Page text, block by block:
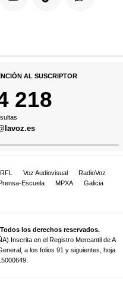
AL SUSCRIPTOR
218
Voz Audiovisual
RadioVoz
Escuela MPXA
Galicia
los derechos reservados.
Inscrita en el Registro Mercantil de A
a los folios 91 y siguientes, hoja